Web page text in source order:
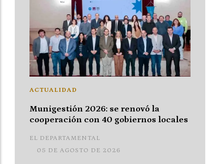
Munigestión 2026: se renovó la
cooperación con 40 gobiernos locales
EL DEPARTAMENTAL
ACTUALIDAD
05 DE AGOSTO DE 2026